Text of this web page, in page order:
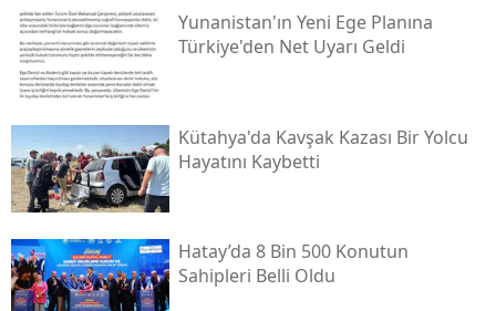
Yunanistan'ın Yeni Ege Planına
Türkiye'den Net Uyarı Geldi
Kütahya'da Kavşak Kazası Bir Yolcu
Hayatını Kaybetti
Hatay’da 8 Bin 500 Konutun
Sahipleri Belli Oldu